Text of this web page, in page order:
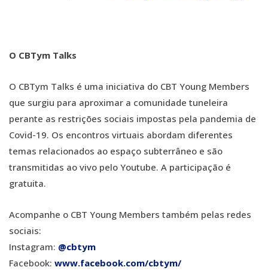
O CBTym Talks
O CBTym Talks é uma iniciativa do CBT Young Members
que surgiu para aproximar a comunidade tuneleira
perante as restrições sociais impostas pela pandemia de
Covid-19. Os encontros virtuais abordam diferentes
temas relacionados ao espaço subterrâneo e são
transmitidas ao vivo pelo Youtube. A participação é
gratuita.
Acompanhe o CBT Young Members também pelas redes
sociais:
Instagram: @cbtym
Facebook: www.facebook.com/cbtym/